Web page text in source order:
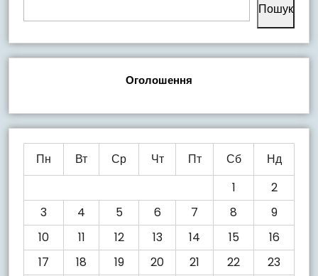
Пошук
Оголошення
Пн Вт Ср Чт Пт Сб
Нд
1
2
3
4 5 6 7 8
9
10
11 12 13 14 15
16
17
18 19 20 21 22
23